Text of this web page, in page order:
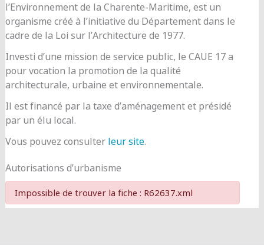
l’Environnement de la Charente-Maritime, est un
organisme créé à l’initiative du Département dans le
cadre de la Loi sur l’Architecture de 1977.
Investi d’une mission de service public, le CAUE 17 a
pour vocation la promotion de la qualité
architecturale, urbaine et environnementale.
Il est financé par la taxe d’aménagement et présidé
par un élu local.
Vous pouvez consulter leur site.
Autorisations d’urbanisme
Impossible de trouver la fiche : R62637.xml